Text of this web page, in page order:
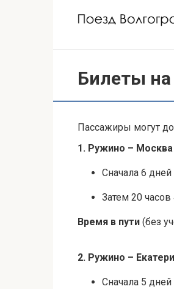
Билеты на
Пассажиры могут
1. Ружино –
Сначала 6
Затем 20
Время в пути (без
2. Ружино –
Сначала 5